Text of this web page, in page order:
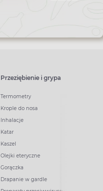
Przeziębienie i grypa
Termometry
Krople do nosa
Inhalacje
Katar
Kaszel
Olejki eteryczne
Gorączka
Drapanie w gardle